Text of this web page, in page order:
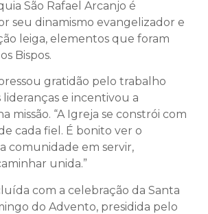
São Rafael Arcanjo é
seu dinamismo evangelizador e
leiga, elementos que foram
Bispos.
gratidão pelo trabalho
lideranças e incentivou a
missão. “A Igreja se constrói com
cada fiel. É bonito ver o
comunidade em servir,
unida.”
com a celebração da Santa
do Advento, presidida pelo